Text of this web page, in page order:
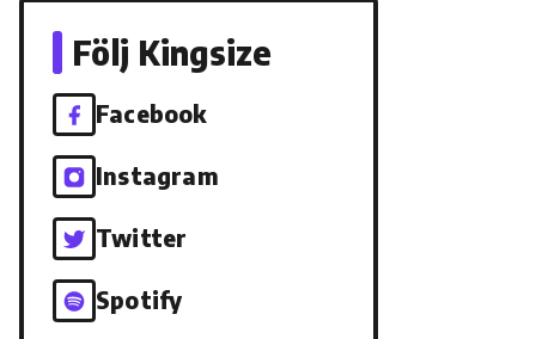
Följ Kingsize
Facebook
Instagram
Twitter
Spotify